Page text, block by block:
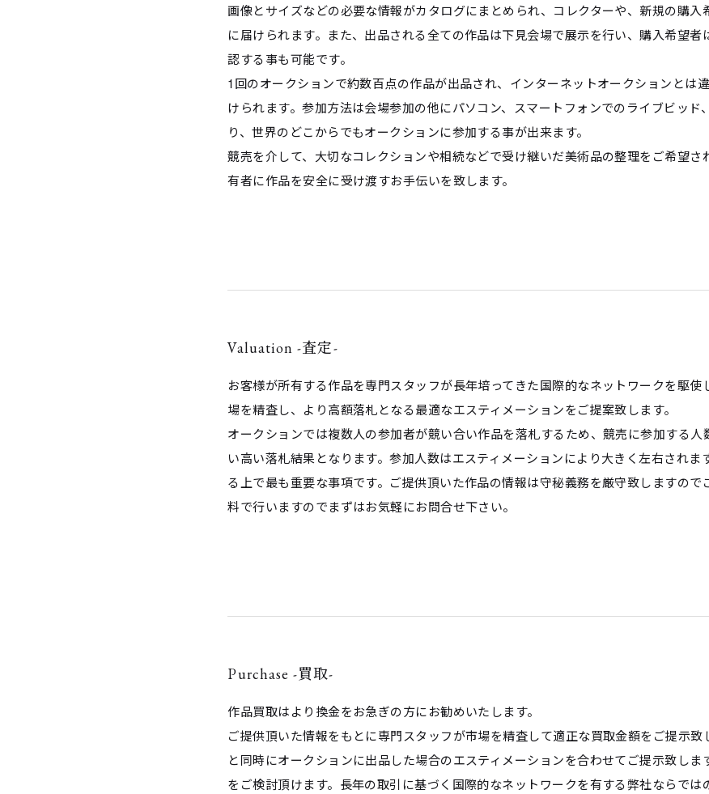
画像とサイズなどの必要な情報がカタログにまとめられ、 コレクターや、新規の購入
に届けられます。また、出品される全ての作品は下見会場で展示を行い、購入希望者
認する事も可能です。
1回のオークションで約数百点の作品が出品され、インターネットオークションとは
けられます。参加方法は会場参加の他にパソコン、スマートフォンでのライブビッド
り、世界のどこからでもオークションに参加する事が出来ます。
競売を介して、大切なコレクションや相続などで受け継いだ美術品の整理をご希望さ
有者に作品を安全に受け渡すお手伝いを致します。
Valuation -査定-
お客様が所有する作品を専門スタッフが長年培ってきた国際的なネットワークを駆
場を精査し、より高額落札となる最適なエスティメーションをご提案致します。
オークションでは複数人の参加者が競い合い作品を落札するため、競売に参加する人
い高い落札結果となります。参加人数はエスティメーションにより大きく左右されま
る上で最も重要な事項です。ご提供頂いた作品の情報は守秘義務を厳守致しますので
料で行いますのでまずはお気軽にお問合せ下さい。
Purchase -買取-
作品買取はより換金をお急ぎの方にお勧めいたします。
ご提供頂いた情報をもとに専門スタッフが市場を精査して適正な買取金額をご提示
と同時にオークションに出品した場合のエスティメーションを合わせてご提示致しま
をご検討頂けます。長年の取引に基づく国際的なネットワークを有する弊社ならでは